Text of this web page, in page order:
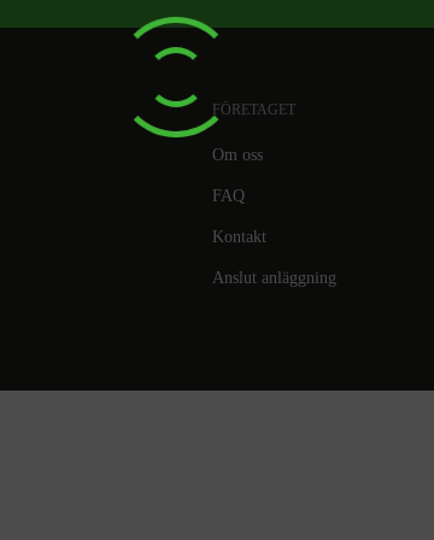
FÖRETAGET
Om oss
FAQ
Kontakt
Anslut anläggning